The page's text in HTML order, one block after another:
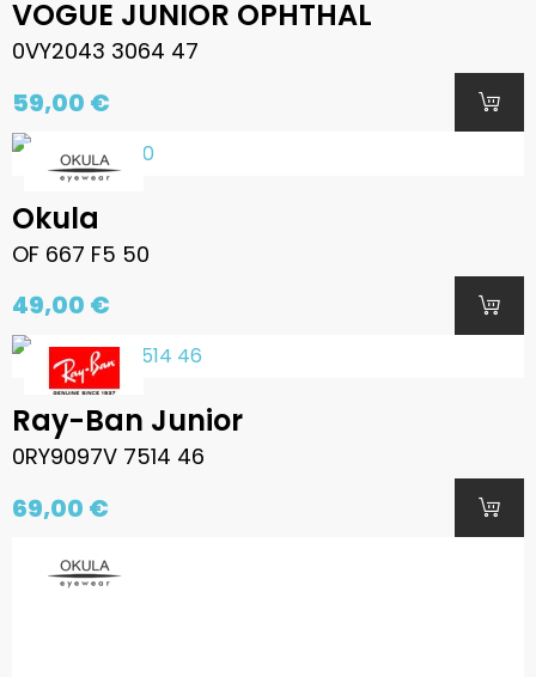
VOGUE JUNIOR OPHTHAL
0VY2043 3064 47
59,00 €
Okula
OF 667 F5 50
49,00 €
Ray-Ban Junior
0RY9097V 7514 46
69,00 €